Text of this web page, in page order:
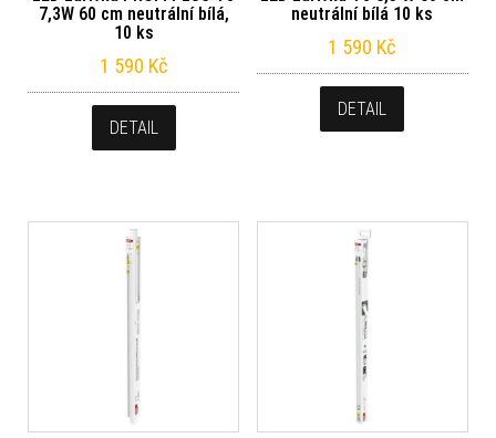
7,3W 60 cm neutrální bílá,
10 ks
1 590 Kč
DETAIL
neutrální bílá 10 ks
1 590 Kč
DETAIL